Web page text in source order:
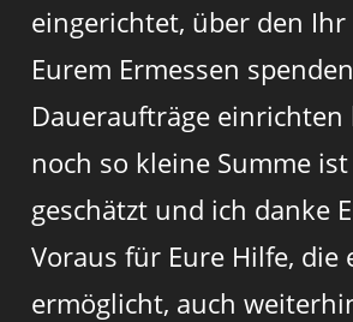
eingerichtet, über den
Eurem Ermessen
Daueraufträge einrichten
noch so kleine Summe
geschätzt und ich danke
Voraus für Eure Hilfe, die
ermöglicht, auch